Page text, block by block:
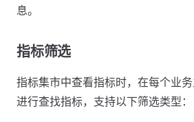
息。
指标筛选
指标集市中查看指标时，在每个业
进行查找指标，支持以下筛选类型：